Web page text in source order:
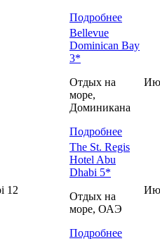
Подробнее
Bellevue
Dominican Bay
3*
Отдых на
море,
Доминиканa
Подробнее
The St. Regis
Hotel Abu
Dhabi 5*
Отдых на
море, ОАЭ
Подробнее